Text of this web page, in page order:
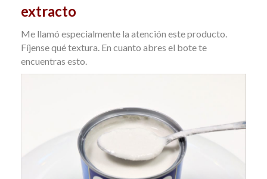
extracto
Me llamó especialmente la atención este producto.
Fíjense qué textura. En cuanto abres el bote te
encuentras esto.